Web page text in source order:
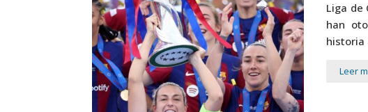
Liga de
han
historia
Leer